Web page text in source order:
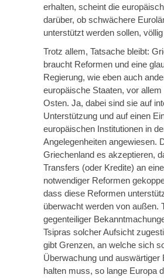
erhalten, scheint die
darüber, ob schwächere
unterstützt werden sollen,
Trotz allem, Tatsache bleibt:
braucht Reformen und eine
Regierung, wie eben auch
europäische Staaten, vor
Osten. Ja, dabei sind sie auf
Unterstützung und auf einen
europäischen Institutionen in
Angelegenheiten angewiesen.
Griechenland es akzeptieren,
Transfers (oder Kredite) an
notwendiger Reformen
dass diese Reformen
überwacht werden von außen.
gegenteiliger
Tsipras solcher Aufsicht
gibt Grenzen, an welche sich
Überwachung und auswärtiger
halten muss, so lange Europa